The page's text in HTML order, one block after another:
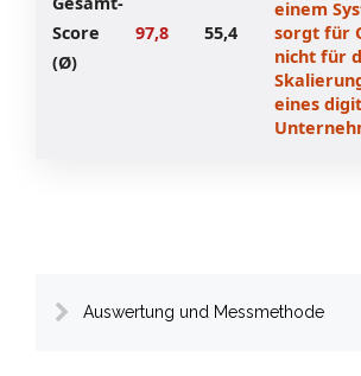
Score
(Ø)
97,8 55,4
einem
sorgt für
nicht für
eines
Auswertung und Messmethode